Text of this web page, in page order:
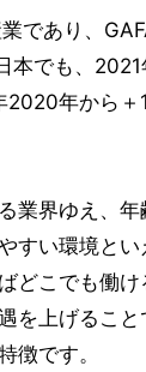
であり、
でも、
年から＋
業界ゆえ、
すい環境と
どこでも働
を上げるこ
徴です。